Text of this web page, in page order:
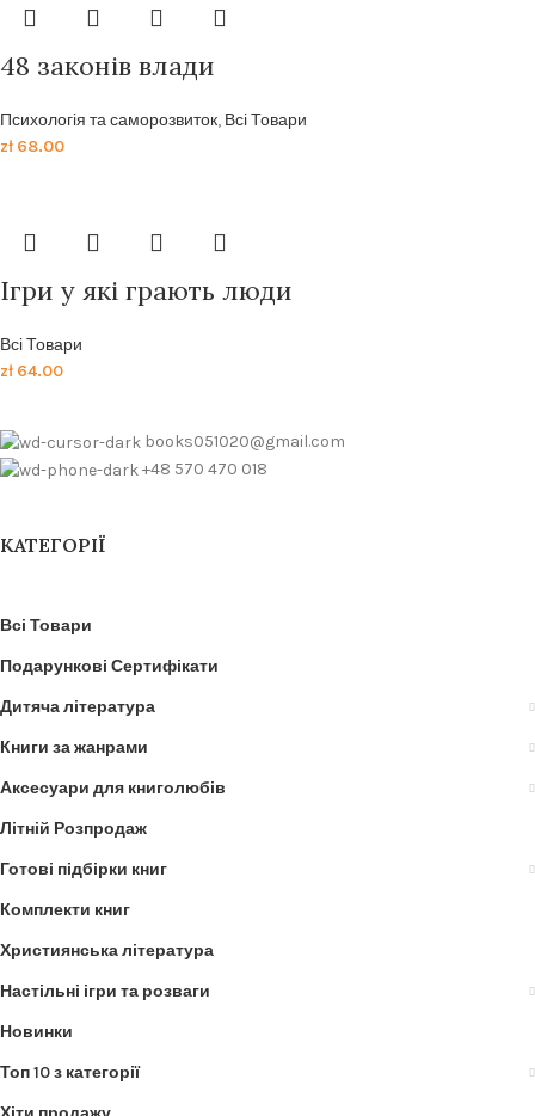
48 законів влади
Психологія та саморозвиток, Всі Товари
zł 68.00
Ігри у які грають люди
Всі Товари
zł 64.00
books051020@gmail.com
+48 570 470 018
КАТЕГОРІЇ
Всі Товари
Подарункові Сертифікати
Дитяча література
Книги за жанрами
Аксесуари для книголюбів
Літній Розпродаж
Готові підбірки книг
Комплекти книг
Християнська література
Настільні ігри та розваги
Новинки
Топ 10 з категорії